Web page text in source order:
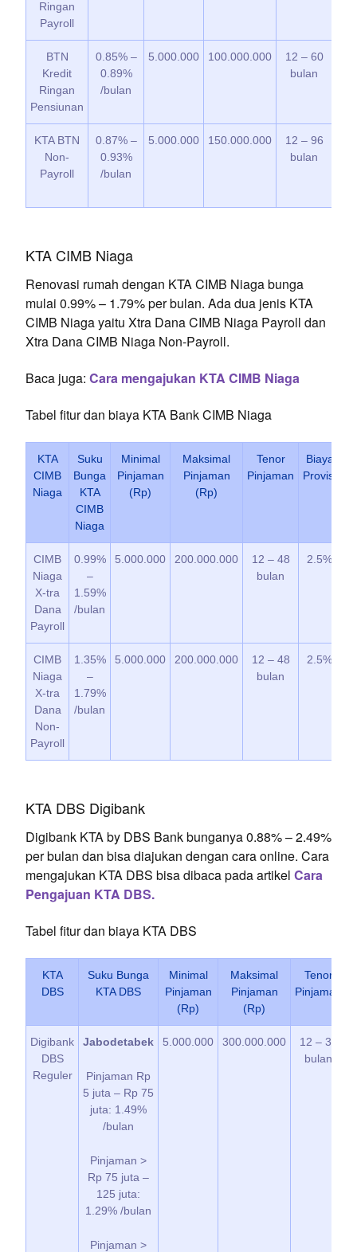
Ringan
Payroll
BTN
Kredit
Ringan
Pensiunan
0.85% –
0.89%
/bulan
5.000.000 100.000.000
12 – 60
bulan
KTA BTN
Non-
Payroll
0.87% –
0.93%
/bulan
5.000.000 150.000.000
12 – 96
bulan
KTA CIMB Niaga
Renovasi rumah dengan KTA CIMB Niaga bunga
mulai 0.99% – 1.79% per bulan. Ada dua jenis KTA
CIMB Niaga yaitu Xtra Dana CIMB Niaga Payroll dan
Xtra Dana CIMB Niaga Non-Payroll.
Baca juga: Cara mengajukan KTA CIMB Niaga
Tabel fitur dan biaya KTA Bank CIMB Niaga
KTA
CIMB
Niaga
Suku
Bunga
KTA
CIMB
Niaga
Minimal
Pinjaman
(Rp)
Maksimal
Pinjaman
(Rp)
Tenor
Pinjaman
Biaya
Provisi
CIMB
Niaga
X-tra
Dana
Payroll
0.99%
–
1.59%
/bulan
5.000.000 200.000.000
12 – 48
bulan
2.5%
CIMB
Niaga
X-tra
Dana
Non-
Payroll
1.35%
–
1.79%
/bulan
5.000.000 200.000.000
12 – 48
bulan
2.5%
KTA DBS Digibank
Digibank KTA by DBS Bank bunganya 0.88% – 2.49%
per bulan dan bisa diajukan dengan cara online. Cara
mengajukan KTA DBS bisa dibaca pada artikel Cara
Pengajuan KTA DBS.
Tabel fitur dan biaya KTA DBS
KTA
DBS
Suku Bunga
KTA DBS
Minimal
Pinjaman
(Rp)
Maksimal
Pinjaman
(Rp)
Tenor
Pinjaman
Digibank
DBS
Reguler
Jabodetabek
Pinjaman Rp
5 juta – Rp 75
juta: 1.49%
/bulan
Pinjaman >
Rp 75 juta –
125 juta:
1.29% /bulan
Pinjaman >
5.000.000 300.000.000
12 – 36
bulan